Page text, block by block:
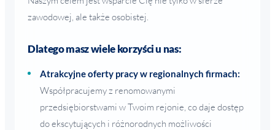
zawodowej, ale także osobistej.
Dlatego masz wiele korzyści u nas:
Atrakcyjne oferty pracy w regionalnych firmach:
Współpracujemy z renomowanymi
przedsiębiorstwami w Twoim rejonie, co daje dostęp
do ekscytujących i różnorodnych możliwości